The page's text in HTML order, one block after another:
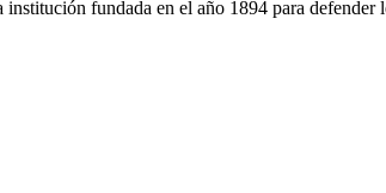
fundada en el año 1894 para defender